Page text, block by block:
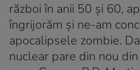
război în anii 50 și 60,
îngrijorăm și ne-am
apocalipsele zombie.
nuclear pare din nou din